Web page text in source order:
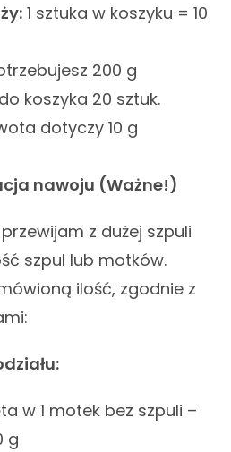
1 sztuka w koszyku = 10
200 g
koszyka 20 sztuk.
dotyczy 10 g
nawoju (Ważne!)
z dużej szpuli
szpul lub motków.
ilość, zgodnie z
w 1 motek bez szpuli –
g